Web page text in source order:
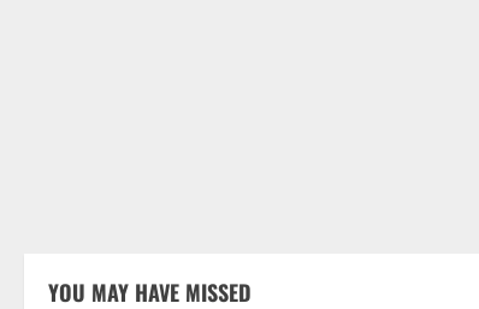
YOU MAY HAVE MISSED